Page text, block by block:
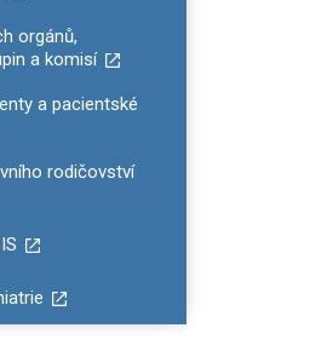
orgánů,
a komisí
a pacientské
rodičovství